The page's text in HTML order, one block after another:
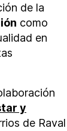
de la
como
en
y
de Raval